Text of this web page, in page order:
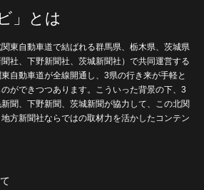
」とは
東自動車道で結ばれる群馬県、栃木県、茨城県
社、下野新聞社、茨城新聞社）で共同運営する
自動車道が全線開通し、3県の行き来が手軽と
ができつつあります。こういった背景の下、3
聞、下野新聞、茨城新聞が協力して、この北関
方新聞社ならではの取材力を活かしたコンテン